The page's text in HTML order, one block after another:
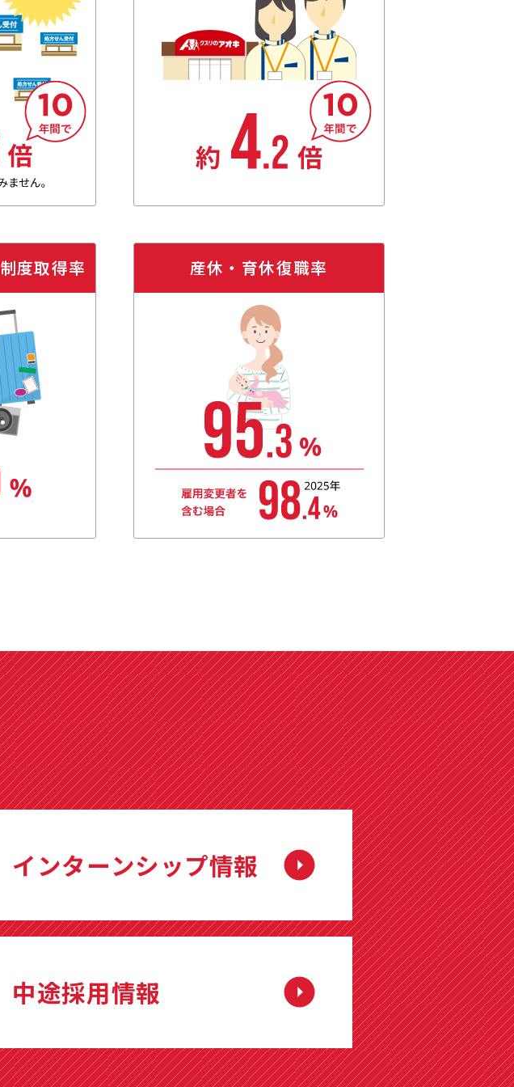
制度取得率 産休・育休復職率
インターンシップ情報
中途採用情報